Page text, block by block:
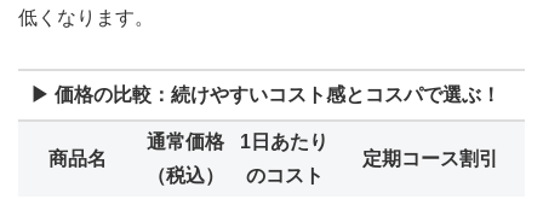
低くなります。
▶ 価格の比較：続けやすいコスト感とコスパで選ぶ！
商品名
通常価格
（税込）
1日あたり
のコスト
定期コース割引